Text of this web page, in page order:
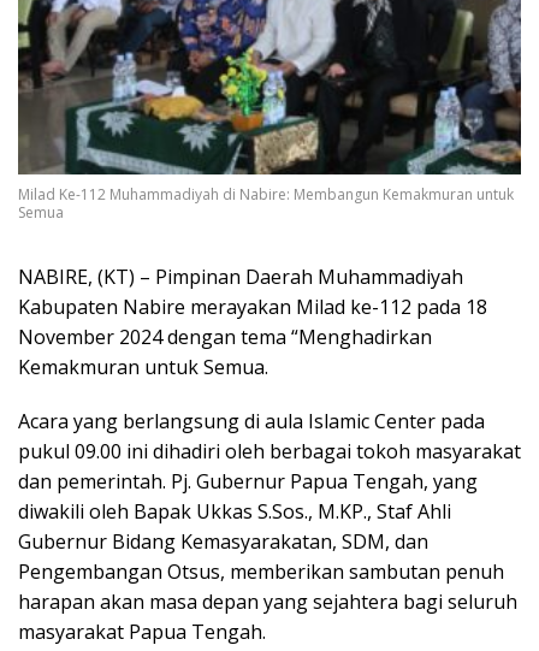
Milad Ke-112 Muhammadiyah di Nabire: Membangun Kemakmuran untuk
Semua
NABIRE, (KT) – Pimpinan Daerah Muhammadiyah
Kabupaten Nabire merayakan Milad ke-112 pada 18
November 2024 dengan tema “Menghadirkan
Kemakmuran untuk Semua.
Acara yang berlangsung di aula Islamic Center pada
pukul 09.00 ini dihadiri oleh berbagai tokoh masyarakat
dan pemerintah. Pj. Gubernur Papua Tengah, yang
diwakili oleh Bapak Ukkas S.Sos., M.KP., Staf Ahli
Gubernur Bidang Kemasyarakatan, SDM, dan
Pengembangan Otsus, memberikan sambutan penuh
harapan akan masa depan yang sejahtera bagi seluruh
masyarakat Papua Tengah.